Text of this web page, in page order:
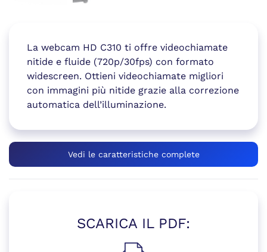
La webcam HD C310 ti offre videochiamate
nitide e fluide (720p/30fps) con formato
widescreen. Ottieni videochiamate migliori
con immagini più nitide grazie alla correzione
automatica dell’illuminazione.
Vedi le caratteristiche complete
SCARICA IL PDF: